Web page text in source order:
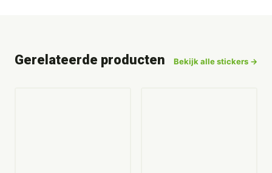
Gerelateerde producten Bekijk alle stickers →